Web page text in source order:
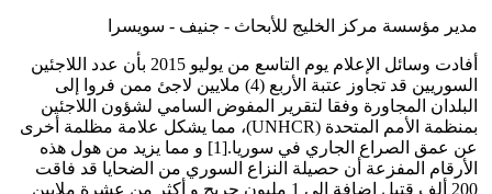
مدير مؤسسة مركز الخليج للأبحاث - جنيف - سويسرا
أفادت وسائل الإعلام يوم التاسع من يوليو 2015 بأن عدد اللاجئين
السوريين قد تجاوز عتبة الأربع (4) ملايين لاجئ ممن فروا إلى
البلدان المجاورة وفقا لتقرير المفوض السامي لشؤون اللاجئين
بمنظمة الأمم المتحدة (UNHCR)، مما يشكل علامة مظلمة أخرى
عن عمق الصراع الجاري في سوريا.[1] و مما يزيد من هول هذه
الأرقام المفزعة أن حصيلة النزاع السوري من الضحايا قد فاقت
200 ألف قتيل إضافة إلى 1 مليون جريح و أكثر من عشرة ملايين